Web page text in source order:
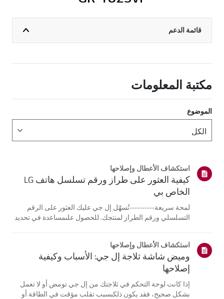
قائمة الدعم
مكتبة المعلومات
الموضوع
استكشاف الأعطال وإصلاحها
كيفية العثور على طراز ورقم تسلسل هاتف LG
الخاص بي
لمحة سريعة----------تُسهّل إل جي عليك العثور على الرقم
التسلسلي ورقم الطراز لمنتجك. للحصول علىمساعدة في تحديد
تختلف الصور أو ا...
استكشاف الأعطال وإصلاحها
وميض شاشة ثلاجة إل جي: الأسباب وكيفية
إصلاحها
إذا كانت لوحة التحكم في ثلاجتك من إل جي تومض أو لا تعمل
بشكل صحيح، فقد يكون ذلكبسبب تقلب مؤقت في الطاقة أو